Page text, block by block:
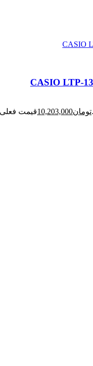
تومان10,203,000قیمت فعلی: